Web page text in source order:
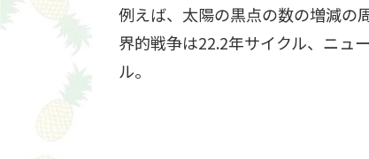
例えば、太陽の黒点の数の増減の
界的戦争は22.2年サイクル、ニュ
ル。